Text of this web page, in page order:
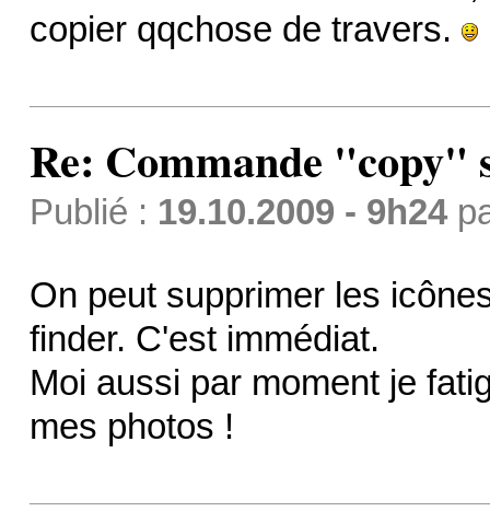
copier qqchose de travers.
Re: Commande "copy"
Publié : 19.10.2009 - 9h24
On peut supprimer les
finder. C'est immédiat.
Moi aussi par moment je
mes photos !